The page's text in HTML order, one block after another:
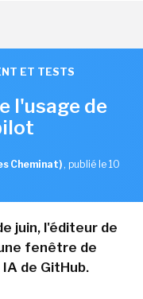
ET TESTS
l'usage de
Cheminat) , publié le 10
juin, l'éditeur de
fenêtre de
de GitHub.